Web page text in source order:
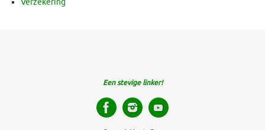
Verzekering
Een stevige linker!